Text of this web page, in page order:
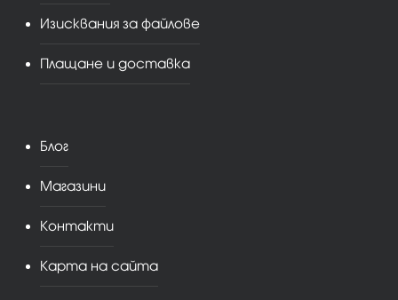
Изисквания за файлове
Плащане и доставка
Блог
Магазини
Контакти
Карта на сайта